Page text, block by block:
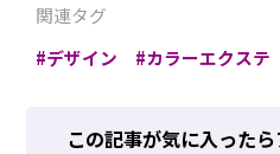
関連タグ
デザイン
カラーエクステ
この記事が気に入った